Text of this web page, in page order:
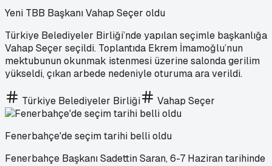
Yeni TBB Başkanı Vahap Seçer oldu
Türkiye Belediyeler Birliği’nde yapılan seçimle başkanlığa
Vahap Seçer seçildi. Toplantıda Ekrem İmamoğlu’nun
mektubunun okunmak istenmesi üzerine salonda gerilim
yükseldi, çıkan arbede nedeniyle oturuma ara verildi.
Türkiye Belediyeler Birliği Vahap Seçer
Fenerbahçe'de seçim tarihi belli oldu
Fenerbahçe Başkanı Sadettin Saran, 6-7 Haziran tarihinde